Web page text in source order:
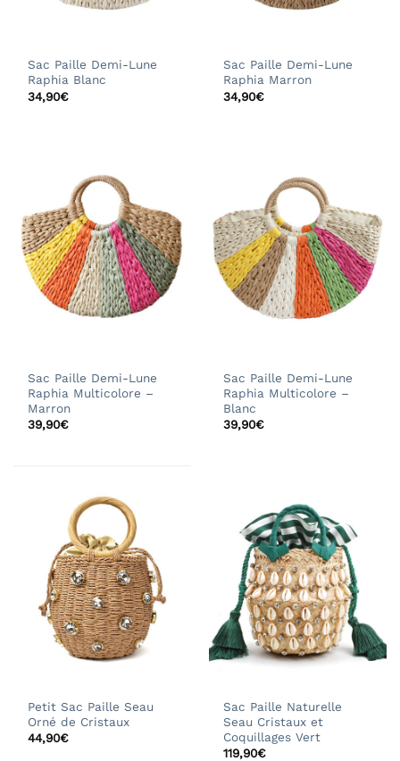
Sac Paille Demi-Lune
Raphia Blanc
34,90€
Sac Paille Demi-Lune
Raphia Marron
34,90€
Sac Paille Demi-Lune
Raphia Multicolore –
Marron
39,90€
Sac Paille Demi-Lune
Raphia Multicolore –
Blanc
39,90€
Petit Sac Paille Seau
Orné de Cristaux
44,90€
Sac Paille Naturelle
Seau Cristaux et
Coquillages Vert
119,90€